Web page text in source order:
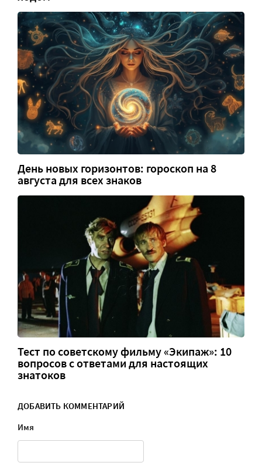
День новых горизонтов: гороскоп на 8
августа для всех знаков
Тест по советскому фильму «Экипаж»: 10
вопросов с ответами для настоящих
знатоков
ДОБАВИТЬ КОММЕНТАРИЙ
Имя